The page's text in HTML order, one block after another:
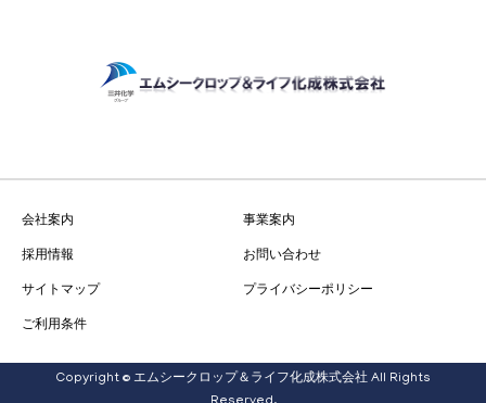
会社案内 事業案内
採用情報 お問い合わせ
サイトマップ プライバシーポリシー
ご利用条件
Copyright © エムシークロップ＆ライフ化成株式会社 All Rights